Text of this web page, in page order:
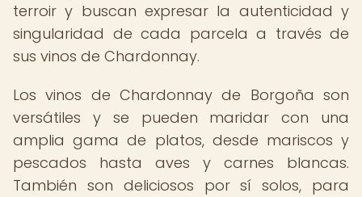
terroir y buscan expresar la autenticidad y
singularidad de cada parcela a través de
sus vinos de Chardonnay.
Los vinos de Chardonnay de Borgoña son
versátiles y se pueden maridar con una
amplia gama de platos, desde mariscos y
pescados hasta aves y carnes blancas.
También son deliciosos por sí solos, para